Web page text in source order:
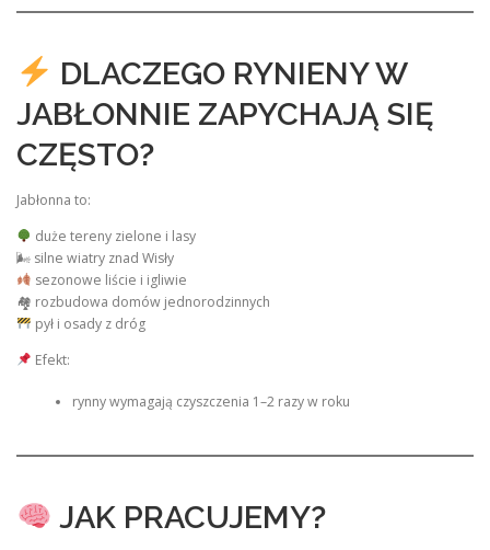
DLACZEGO RYNIENY W
JABŁONNIE ZAPYCHAJĄ SIĘ
CZĘSTO?
Jabłonna to:
duże tereny zielone i lasy
🌬 silne wiatry znad Wisły
sezonowe liście i igliwie
🏘 rozbudowa domów jednorodzinnych
pył i osady z dróg
Efekt:
rynny wymagają czyszczenia 1–2 razy w roku
JAK PRACUJEMY?